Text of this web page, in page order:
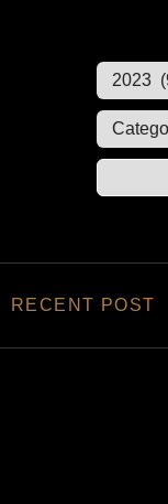
RECENT POST